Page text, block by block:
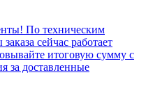
По техническим
сейчас работает
итоговую сумму с
за доставленные